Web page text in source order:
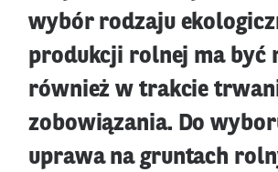
wybór rodzaju
produkcji rolnej ma być
również w trakcie
zobowiązania. Do
uprawa na gruntach